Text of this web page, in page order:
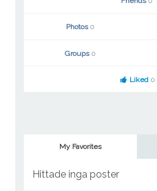
Photos 0
Groups 0
Liked 0
My Favorites
Hittade inga poster